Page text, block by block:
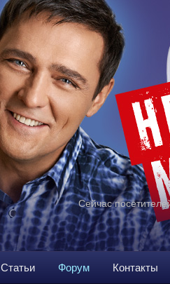
Сейчас
Статьи Форум Контакты